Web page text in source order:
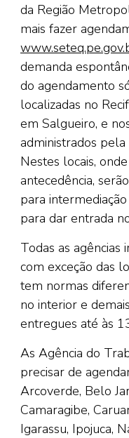
da Região
mais fazer
demanda
do agendamento
localizadas no
em Salgueiro, e
administrados
Nestes locais,
antecedência,
para
para dar entrada
Todas as agências
com exceção das
tem normas
no interior e
entregues até às
As Agência do
precisar de
Arcoverde, Belo
Camaragibe,
Igarassu, Ipojuca,